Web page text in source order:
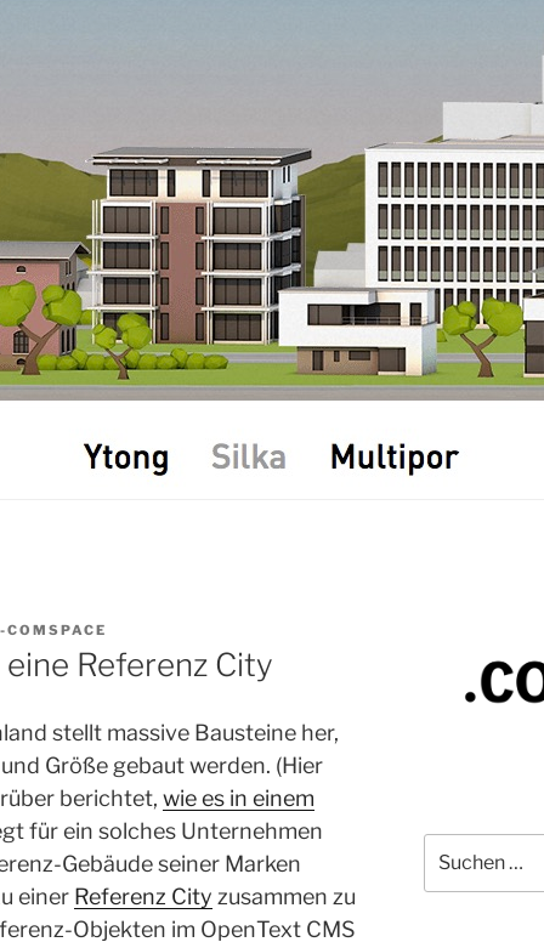
Referenz City
stellt massive Bausteine her,
Größe gebaut werden. (Hier
berichtet, wie es in einem
für ein solches Unternehmen
Gebäude seiner Marken
einer Referenz City zusammen zu
Objekten im OpenText CMS
nach: